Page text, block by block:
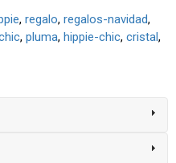
regalo regalos-navidad
pluma hippie-chic cristal